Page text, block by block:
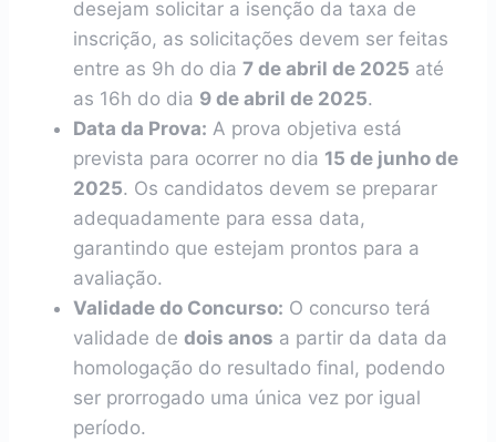
desejam solicitar a isenção da taxa de
inscrição, as solicitações devem ser feitas
entre as 9h do dia 7 de abril de 2025 até
as 16h do dia 9 de abril de 2025.
Data da Prova: A prova objetiva está
prevista para ocorrer no dia 15 de junho de
2025. Os candidatos devem se preparar
adequadamente para essa data,
garantindo que estejam prontos para a
avaliação.
Validade do Concurso: O concurso terá
validade de dois anos a partir da data da
homologação do resultado final, podendo
ser prorrogado uma única vez por igual
período.